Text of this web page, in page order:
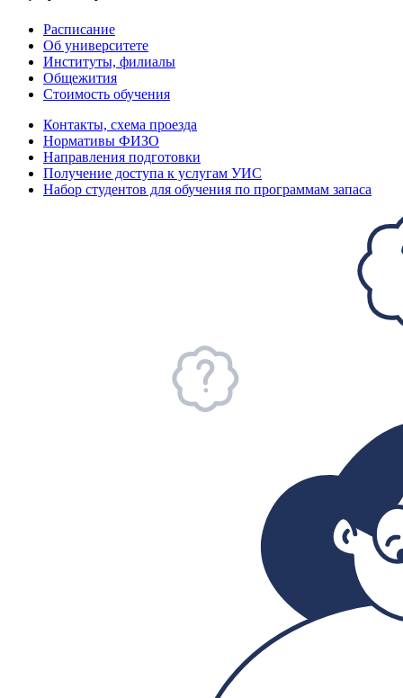
Расписание
Об университете
Институты, филиалы
Общежития
Стоимость обучения
Контакты, схема проезда
Нормативы ФИЗО
Направления подготовки
Получение доступа к услугам УИС
Набор студентов для обучения по программам запаса